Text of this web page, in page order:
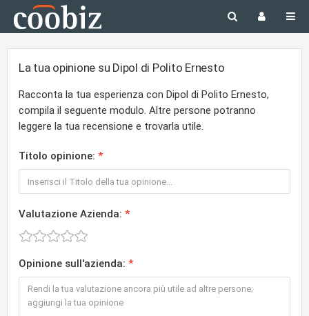
La tua opinione su Dipol di Polito Ernesto
Racconta la tua esperienza con Dipol di Polito Ernesto,
compila il seguente modulo. Altre persone potranno
leggere la tua recensione e trovarla utile.
Titolo opinione:
Valutazione Azienda:
Opinione sull'azienda: